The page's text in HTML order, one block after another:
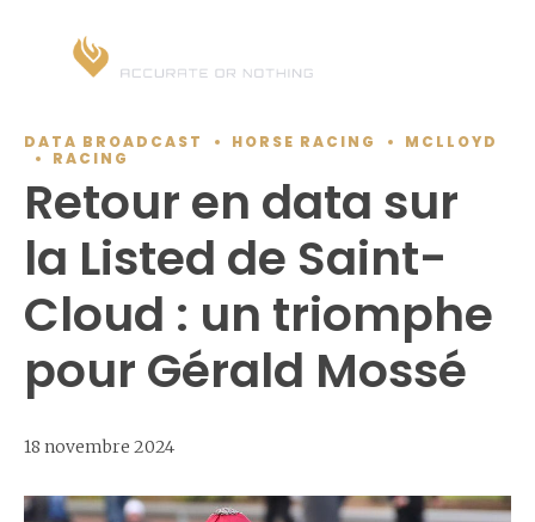
DATA BROADCAST HORSE RACING
MCLLOYD
RACING
Retour en data sur
la Listed de Saint-
Cloud : un triomphe
pour Gérald Mossé
18 novembre 2024